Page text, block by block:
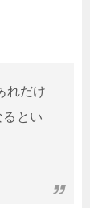
れだけ
とい